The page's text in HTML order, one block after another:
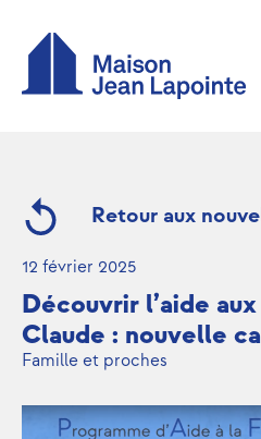
Retour aux
12 février 2025
Découvrir l’aide
Claude : nouvelle
Famille et proches